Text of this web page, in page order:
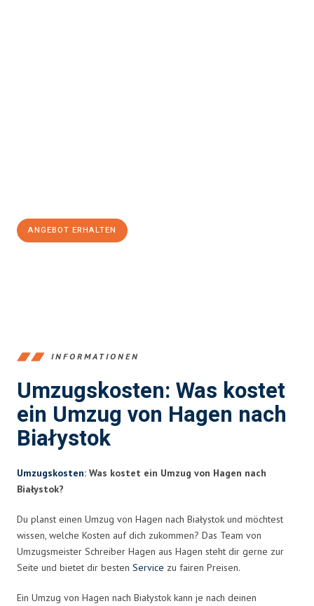
ANGEBOT ERHALTEN
INFORMATIONEN
Umzugskosten: Was kostet
ein Umzug von Hagen nach
Białystok
Umzugskosten: Was kostet ein Umzug von Hagen nach
Białystok?
Du planst einen Umzug von Hagen nach Białystok und möchtest
wissen, welche Kosten auf dich zukommen? Das Team von
Umzugsmeister Schreiber Hagen aus Hagen steht dir gerne zur
Seite und bietet dir besten Service zu fairen Preisen.
Ein Umzug von Hagen nach Białystok kann je nach deinen